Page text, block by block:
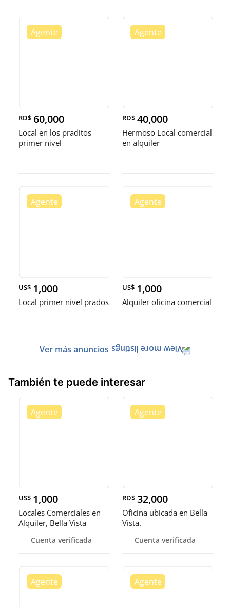
RD$ 60,000
Local en los praditos
primer nivel
RD$ 40,000
Hermoso Local comercial
en alquiler
US$ 1,000
Local primer nivel prados
US$ 1,000
Alquiler oficina comercial
Ver más anuncios
También te puede interesar
US$ 1,000
Locales Comerciales en
Alquiler, Bella Vista
Cuenta verificada
RD$ 32,000
Oficina ubicada en Bella
Vista.
Cuenta verificada